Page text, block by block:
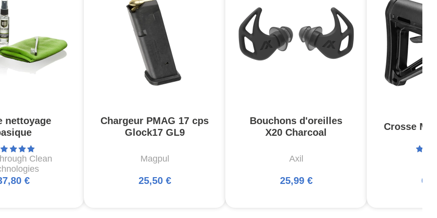
nettoyage
Clean
€
Chargeur PMAG 17 cps
Glock17 GL9
Magpul
25,50 €
Bouchons d'oreilles
X20 Charcoal
Axil
25,99 €
Crosse